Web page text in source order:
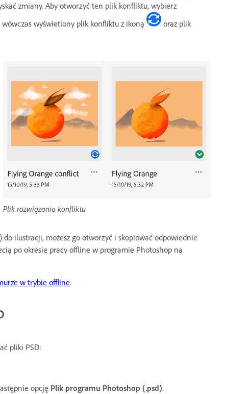
zmiany. Aby otworzyć ten plik konfliktu, wybierz
wyświetlony plik konfliktu z ikoną
oraz plik
Plik rozwiązania konfliktu
ilustracji, możesz go otworzyć i skopiować odpowiednie
po okresie pracy offline w programie Photoshop na
w trybie offline.
pliki PSD:
opcję Plik programu Photoshop (.psd).